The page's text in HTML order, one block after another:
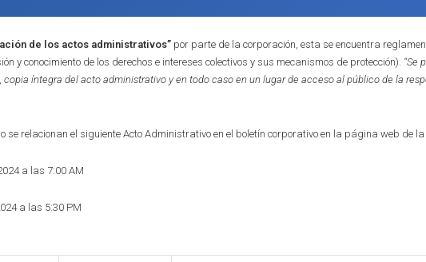
ción de los actos administrativos” por parte de la corporación, esta se encuentra
y conocimiento de los derechos e intereses colectivos y sus mecanismos de protección). “Se
copia íntegra del acto administrativo y en todo caso en un lugar de acceso al público de la
se relacionan el siguiente Acto Administrativo en el boletín corporativo en la página web de
a las 7:00 AM
a las 5:30 PM